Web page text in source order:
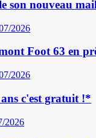
son nouveau
2026
Foot 63 en
2026
c'est gratuit !*
2026